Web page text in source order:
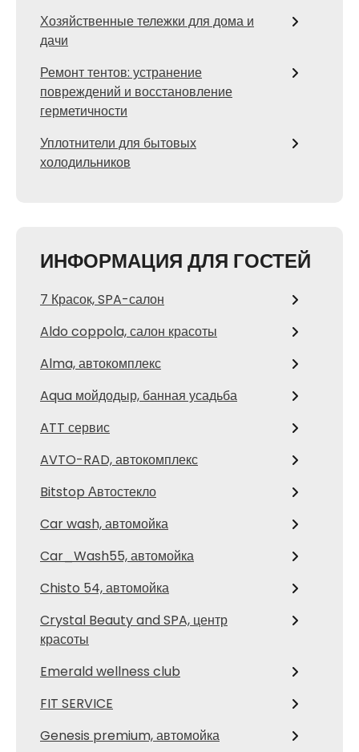
Хозяйственные тележки для дома и
дачи
Ремонт тентов: устранение
повреждений и восстановление
герметичности
Уплотнители для бытовых
холодильников
ИНФОРМАЦИЯ ДЛЯ ГОСТЕЙ
7 Красок, SPA-салон
Aldo coppola, салон красоты
Alma, автокомплекс
Aqua мойдодыр, банная усадьба
ATT сервис
AVTO-RAD, автокомплекс
Bitstop Автостекло
Car wash, автомойка
Car_Wash55, автомойка
Chisto 54, автомойка
Crystal Beauty and SPA, центр
красоты
Emerald wellness club
FIT SERVICE
Genesis premium, автомойка